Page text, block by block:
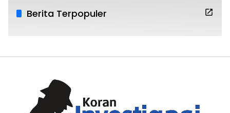
Berita Terpopuler